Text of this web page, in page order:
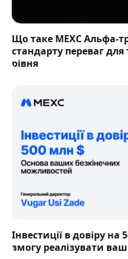
Що таке MEXC Альфа-
стандарту переваг
рівня
Інвестиції в довіру
змогу реалізувати